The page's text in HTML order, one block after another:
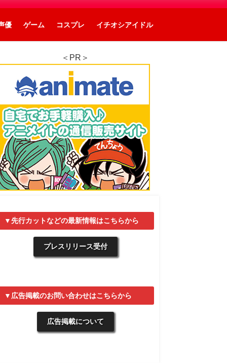
優 ゲーム コスプレ イチオシアイドル
＜PR＞
▼先行カットなどの最新情報はこちらから
プレスリリース受付
▼広告掲載のお問い合わせはこちらから
広告掲載について